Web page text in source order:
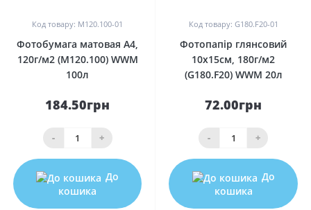
Код товару: M120.100-01
Фотобумага матовая A4,
120г/м2 (M120.100) WWM
100л
184.50грн
- +
До
кошика
Код товару: G180.F20-01
Фотопапір глянсовий
10х15см, 180г/м2
(G180.F20) WWM 20л
72.00грн
- +
До
кошика